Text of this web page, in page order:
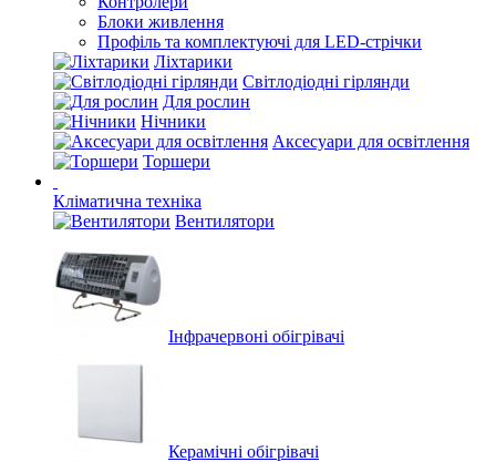
Блоки живлення
Профіль та комплектуючі для LED-стрічки
Ліхтарики
Світлодіодні гірлянди
Для рослин
Нічники
Аксесуари для освітлення
Торшери
Кліматична техніка
Вентилятори
Інфрачервоні обігрівачі
Керамічні обігрівачі